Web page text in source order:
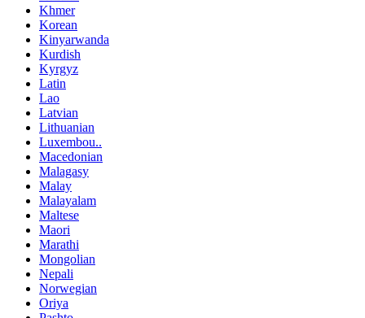
Khmer
Korean
Kinyarwanda
Kurdish
Kyrgyz
Latin
Lao
Latvian
Lithuanian
Luxembou..
Macedonian
Malagasy
Malay
Malayalam
Maltese
Maori
Marathi
Mongolian
Nepali
Norwegian
Oriya